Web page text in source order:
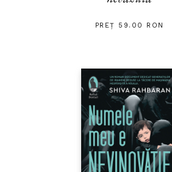
PREȚ 59.00 RON